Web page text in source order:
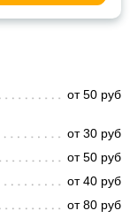
от 50 руб
от 30 руб
от 50 руб
от 40 руб
от 80 руб